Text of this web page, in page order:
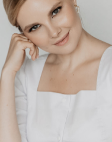
имеют ознакомительный
являются публичной офертой